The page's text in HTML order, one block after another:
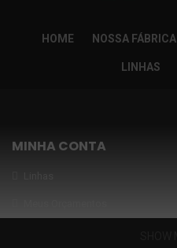
HOME NOSSA FÁBRICA
LINHAS
MINHA CONTA